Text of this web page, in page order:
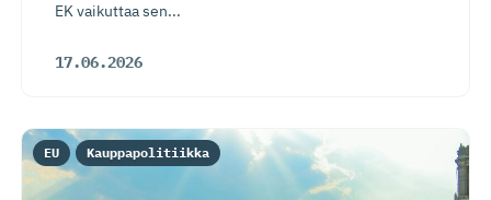
EK vaikuttaa sen...
17.06.2026
EU Kauppapolitiikka